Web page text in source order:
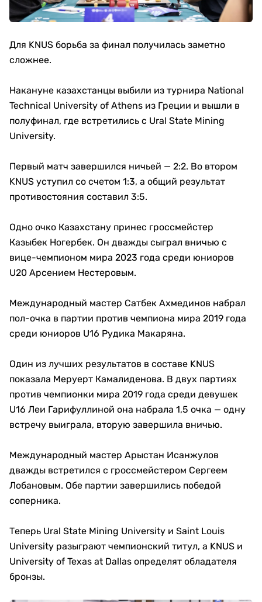
Для KNUS борьба за финал получилась заметно
сложнее.
Накануне казахстанцы выбили из турнира National
Technical University of Athens из Греции и вышли в
полуфинал, где встретились с Ural State Mining
University.
Первый матч завершился ничьей — 2:2. Во втором
KNUS уступил со счетом 1:3, а общий результат
противостояния составил 3:5.
Одно очко Казахстану принес гроссмейстер
Казыбек Ногербек. Он дважды сыграл вничью с
вице-чемпионом мира 2023 года среди юниоров
U20 Арсением Нестеровым.
Международный мастер Сатбек Ахмединов набрал
пол-очка в партии против чемпиона мира 2019 года
среди юниоров U16 Рудика Макаряна.
Один из лучших результатов в составе KNUS
показала Меруерт Камалиденова. В двух партиях
против чемпионки мира 2019 года среди девушек
U16 Леи Гарифуллиной она набрала 1,5 очка — одну
встречу выиграла, вторую завершила вничью.
Международный мастер Арыстан Исанжулов
дважды встретился с гроссмейстером Сергеем
Лобановым. Обе партии завершились победой
соперника.
Теперь Ural State Mining University и Saint Louis
University разыграют чемпионский титул, а KNUS и
University of Texas at Dallas определят обладателя
бронзы.